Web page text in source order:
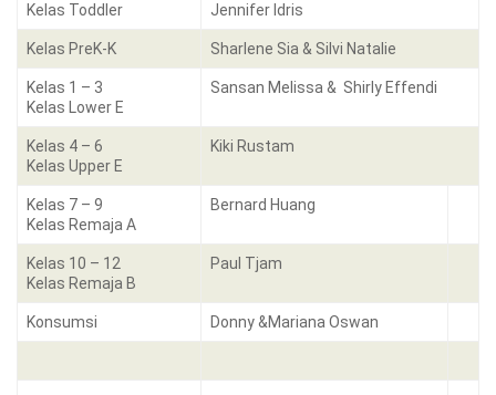
Kelas Toddler Jennifer Idris
Kelas PreK-K Sharlene Sia & Silvi Natalie
Kelas 1 – 3
Kelas Lower E
Sansan Melissa & Shirly Effendi
Kelas 4 – 6
Kelas Upper E
Kiki Rustam
Kelas 7 – 9
Kelas Remaja A
Bernard Huang
Kelas 10 – 12
Kelas Remaja B
Paul Tjam
Konsumsi Donny &Mariana Oswan